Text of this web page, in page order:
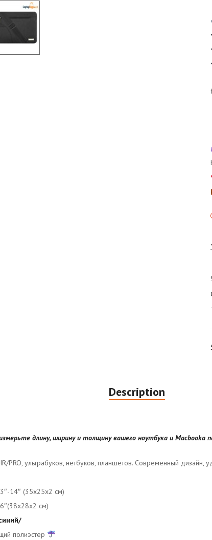
Description
длину, ширину и толщину вашего ноутбука и Macbooka
PRO, ультрабуков, нетбуков, планшетов. Современный дизайн,
14″ (35x25x2 см)
см)
полиэстер